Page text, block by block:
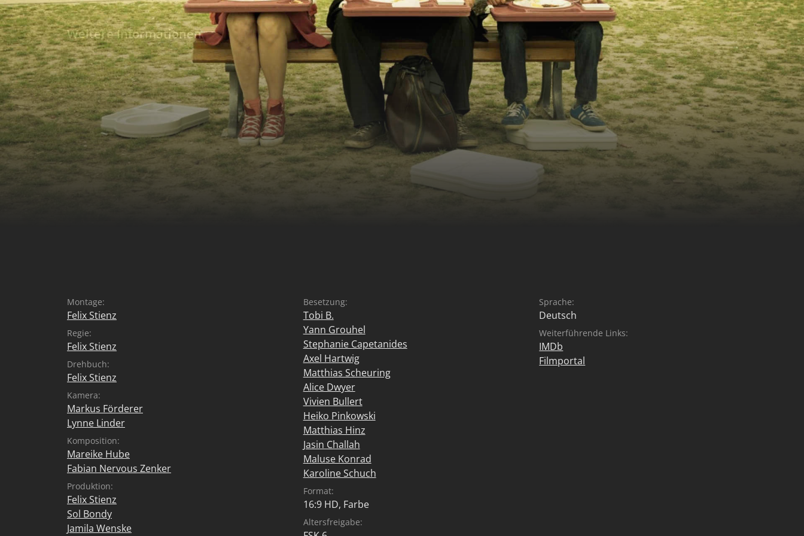
herzensguter Mensch, hilft dem schimpfenden, kleinen Bomber und
nimmt ihn mit in seine Wohnung. Nach einigen Dosen Bier kann auch
Bomber Französisch und beide beschließen, gemeinsam nach Berlin
zu fahren. So macht sich das ungleiche Paar am folgenden Tag auf
den Weg in die Hauptstadt… Zeitgleich erfährt die wunderschöne
Europe, dass sie schwanger ist. Sie will sich nun auf den Weg nach
Berlin machen, um den Vater des Kindes zu finden. Die Schwierigkeit:
Europe hat nur ein Polaroid-Foto von ihrem One-Night-Stand und ist
außerdem blind. Doch das sollte kein Problem sein, oder? So machen
sich Europe und ihre beste Freundin Eva mit dem Bus auf den Weg
nach Berlin. An einer Tankstelle treffen Bomber, Bruno und Europe,
die mittlerweile ihren Bus verpasst hat und ohne Gepäck und
Weitere Informationen
Montage:
Felix Stienz
Regie:
Felix Stienz
Drehbuch:
Felix Stienz
Kamera:
Markus Förderer
Lynne Linder
Komposition:
Mareike Hube
Fabian Nervous Zenker
Produktion:
Felix Stienz
Sol Bondy
Jamila Wenske
Besetzung:
Tobi B.
Yann Grouhel
Stephanie Capetanides
Axel Hartwig
Matthias Scheuring
Alice Dwyer
Vivien Bullert
Heiko Pinkowski
Matthias Hinz
Jasin Challah
Maluse Konrad
Karoline Schuch
Format:
16:9 HD, Farbe
Altersfreigabe:
Sprache:
Deutsch
Weiterführende Links:
IMDb
Filmportal